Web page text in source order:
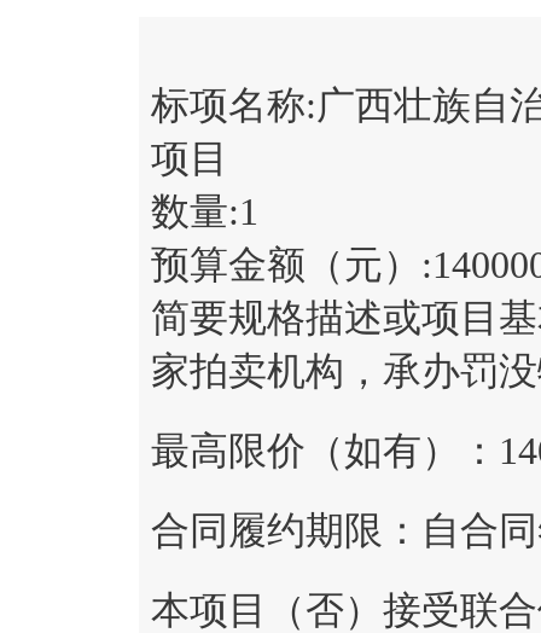
标项名称:广西壮族自
项目
数量:1
预算金额（元）:
简要规格描述或项目
家拍卖机构，承办罚
最高限价（如有）：
合同履约期限： 自合
本项目（否）接受联